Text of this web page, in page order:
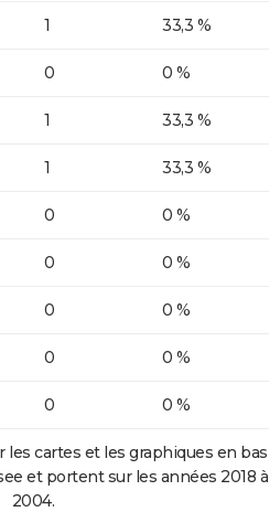
1 33,3 %
0 0 %
1 33,3 %
1 33,3 %
0 0 %
0 0 %
0 0 %
0 0 %
0 0 %
cartes et les graphiques en bas
et portent sur les années 2018 à
2004.